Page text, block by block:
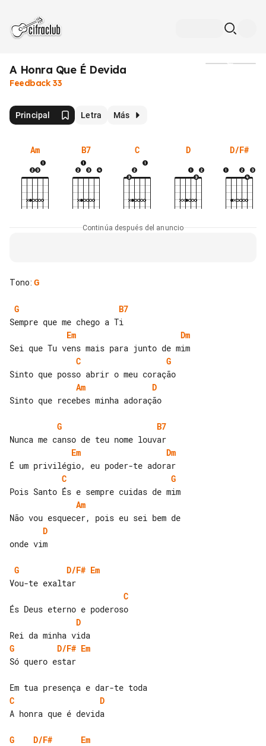
A Honra Que É Devida
Feedback 33
Principal Letra Más
Am B7 C D D/F#
Continúa después del anuncio
Tono: G
G
B7
Em
Dm
C
G
Am
D
Sinto que recebes minha adoração
G
B7
Em
Dm
C
G
Am
D
onde vim
G D/F# Em
C
D
G
D/F# Em
Só quero estar
C
D
A honra que é devida
G D/F#
Em